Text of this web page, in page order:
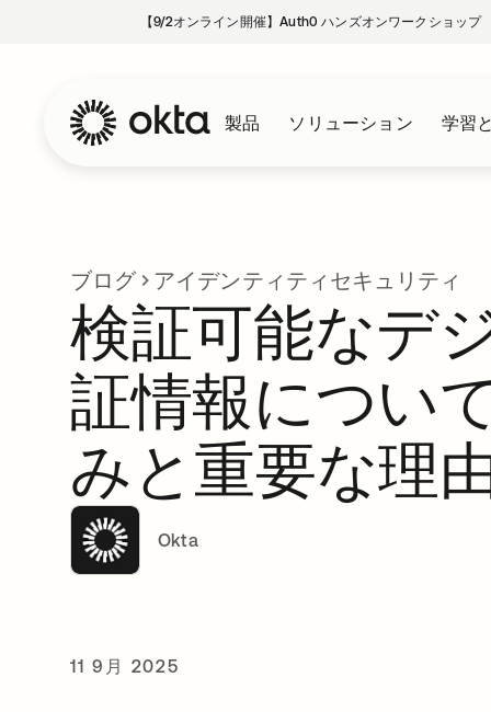
【9/2オンライン開催】Auth0 ハンズオンワークショップ
製品 ソリューション 学習
ブログ アイデンティティセキュリティ
検証可能なデ
証情報につい
みと重要な理
Okta
11 9月 2025